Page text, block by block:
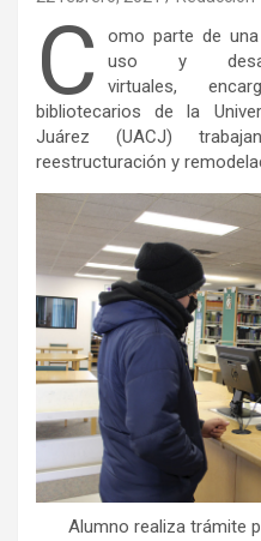
C
omo parte de
uso y
virtuales,
bibliotecarios de la
Juárez (UACJ)
reestructuración y
Alumno realiza trámite